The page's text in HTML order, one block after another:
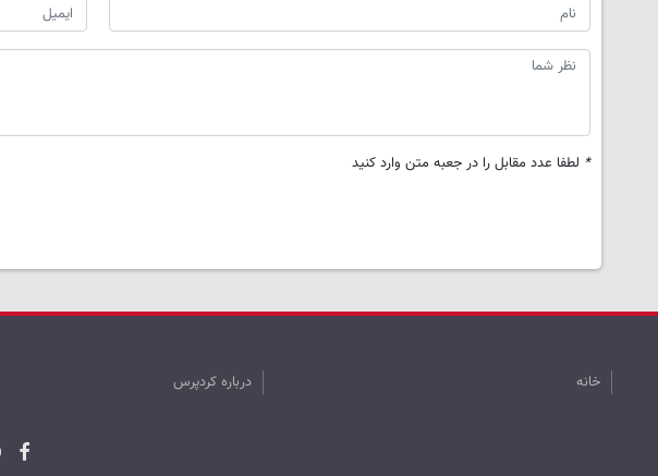
* لطفا عدد مقابل را در جعبه متن وارد کنید
خانه درباره کردپرس